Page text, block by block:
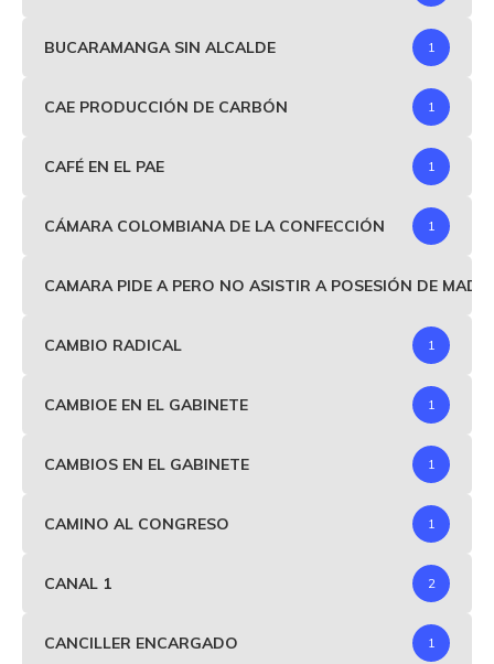
BUCARAMANGA SIN ALCALDE 1
CAE PRODUCCIÓN DE CARBÓN 1
CAFÉ EN EL PAE 1
CÁMARA COLOMBIANA DE LA CONFECCIÓN 1
CAMARA PIDE A PERO NO ASISTIR A POSESIÓN DE
CAMBIO RADICAL 1
CAMBIOE EN EL GABINETE 1
CAMBIOS EN EL GABINETE 1
CAMINO AL CONGRESO 1
CANAL 1 2
CANCILLER ENCARGADO 1